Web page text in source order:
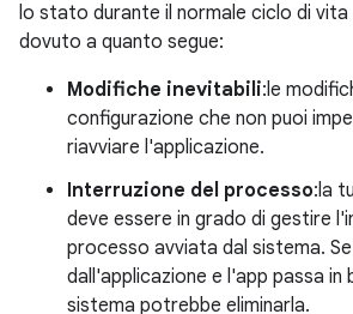
lo stato durante il normale ciclo di
dovuto a quanto segue:
Modifiche inevitabili:le
configurazione che non puoi
riavviare l'applicazione.
Interruzione del processo:la
deve essere in grado di gestire
processo avviata dal sistema.
dall'applicazione e l'app passa in
sistema potrebbe eliminarla.